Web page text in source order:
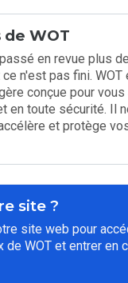
WOT
en revue plus
n'est pas fini. WOT
conçue pour vous
en toute sécurité. Il
et protège
site ?
site web pour
de WOT et entrer en